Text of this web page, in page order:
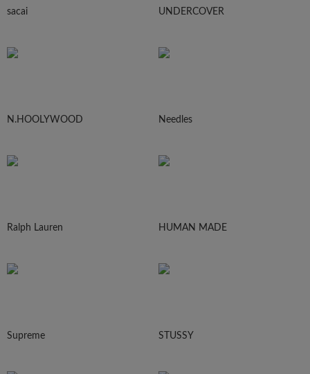
sacai UNDERCOVER
N.HOOLYWOOD Needles
Ralph Lauren HUMAN MADE
Supreme STUSSY